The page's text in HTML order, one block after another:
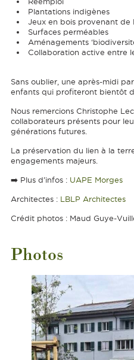
Plantations indigènes
Jeux en bois provenant de
Surfaces perméables
Aménagements
Collaboration active entre
Sans oublier, une après-midi
enfants qui profiteront bientôt
Nous remercions Christophe
collaborateurs présents pour
générations futures.
La préservation du lien à la
engagements majeurs.
➡️ Plus d’infos : UAPE Morges
Architectes : LBLP Architectes
Crédit photos : Maud Guye-
Photos